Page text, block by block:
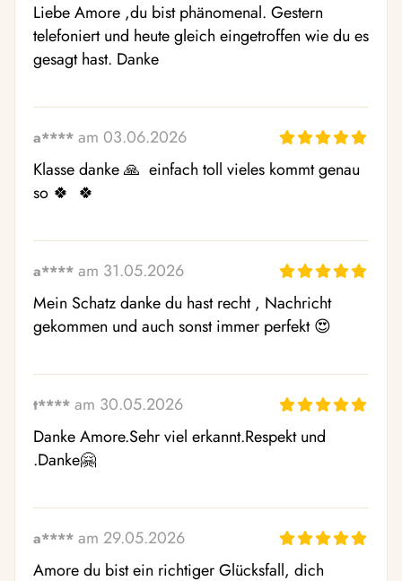
Liebe Amore ,du bist phänomenal. Gestern
telefoniert und heute gleich eingetroffen wie du es
gesagt hast. Danke
a**** am 03.06.2026
Klasse danke 🙏  einfach toll vieles kommt genau
so 🍀  🍀
a**** am 31.05.2026
Mein Schatz danke du hast recht , Nachricht
gekommen und auch sonst immer perfekt 😍
t**** am 30.05.2026
Danke Amore.Sehr viel erkannt.Respekt und
.Danke🤗
a**** am 29.05.2026
Amore du bist ein richtiger Glücksfall, dich